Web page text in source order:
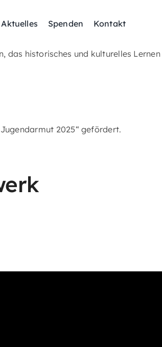
Aktuelles Spenden Kontakt
das historisches und kulturelles
2025“ gefördert.